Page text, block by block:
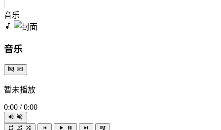
音乐
音乐
暂未播放
0:00 / 0:00